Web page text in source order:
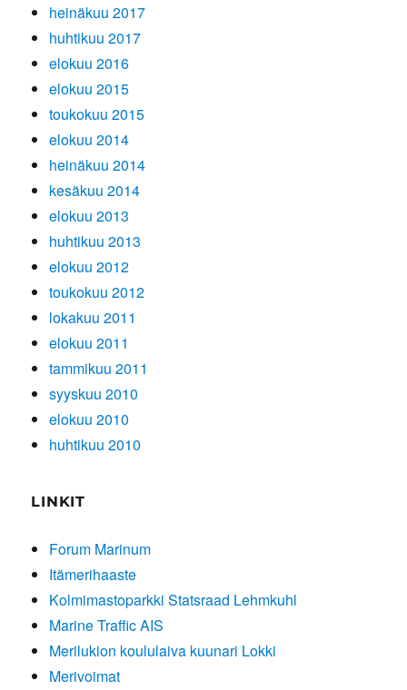
heinäkuu 2017
huhtikuu 2017
elokuu 2016
elokuu 2015
toukokuu 2015
elokuu 2014
heinäkuu 2014
kesäkuu 2014
elokuu 2013
huhtikuu 2013
elokuu 2012
toukokuu 2012
lokakuu 2011
elokuu 2011
tammikuu 2011
syyskuu 2010
elokuu 2010
huhtikuu 2010
LINKIT
Forum Marinum
Itämerihaaste
Kolmimastoparkki Statsraad Lehmkuhl
Marine Traffic AIS
Merilukion koululaiva kuunari Lokki
Merivoimat